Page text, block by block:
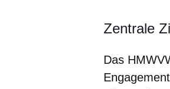
Zentrale
Das